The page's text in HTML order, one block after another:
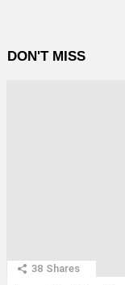
DON'T MISS
38 Shares